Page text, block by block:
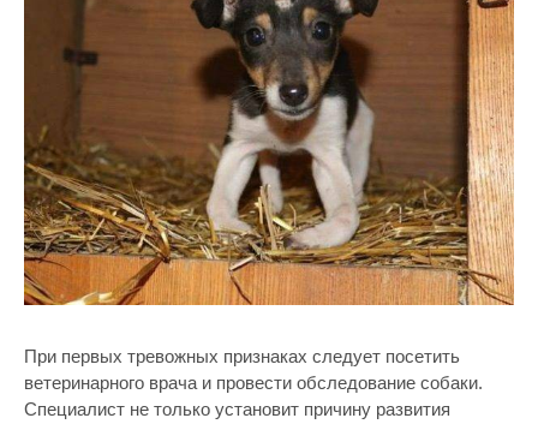
При первых тревожных признаках следует посетить
ветеринарного врача и провести обследование собаки.
Специалист не только установит причину развития